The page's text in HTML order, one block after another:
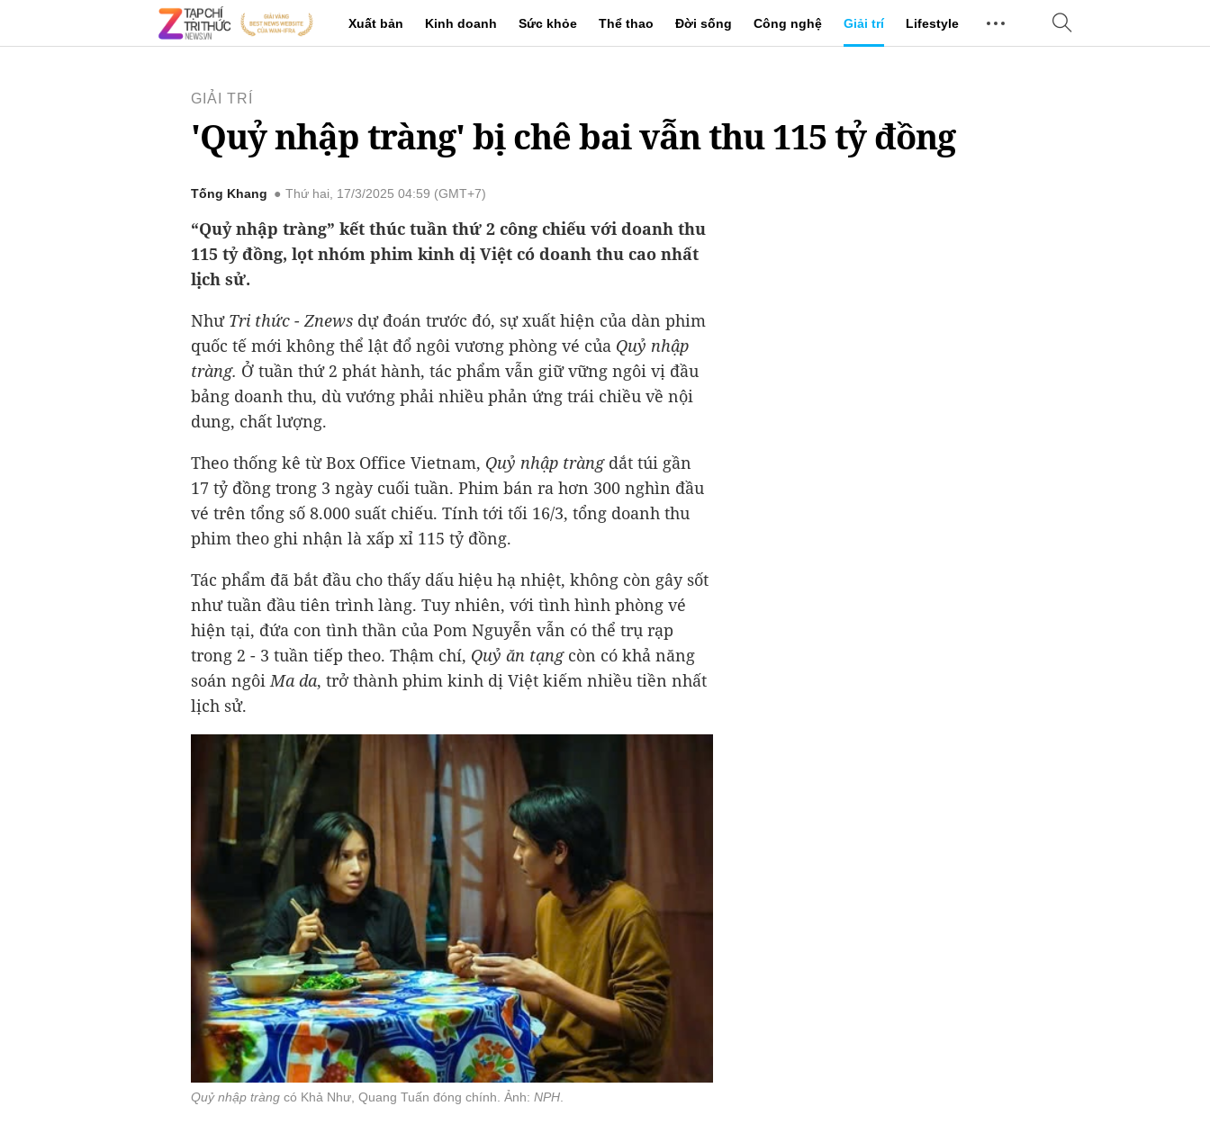
Xuất bản Kinh doanh Sức khỏe Thể thao Đời sống Công nghệ Giải trí Lifestyle
GIẢI TRÍ
'Quỷ nhập tràng' bị chê bai vẫn thu 115 tỷ đồng
Tống Khang Thứ hai, 17/3/2025 04:59 (GMT+7)
“Quỷ nhập tràng” kết thúc tuần thứ 2 công chiếu với doanh thu
115 tỷ đồng, lọt nhóm phim kinh dị Việt có doanh thu cao nhất
lịch sử.
Như Tri thức - Znews dự đoán trước đó, sự xuất hiện của dàn phim
quốc tế mới không thể lật đổ ngôi vương phòng vé của Quỷ nhập
tràng. Ở tuần thứ 2 phát hành, tác phẩm vẫn giữ vững ngôi vị đầu
bảng doanh thu, dù vướng phải nhiều phản ứng trái chiều về nội
dung, chất lượng.
Theo thống kê từ Box Office Vietnam, Quỷ nhập tràngdắt túi gần
17 tỷ đồng trong 3 ngày cuối tuần. Phim bán ra hơn 300 nghìn đầu
vé trên tổng số 8.000 suất chiếu. Tính tới tối 16/3, tổng doanh thu
phim theo ghi nhận là xấp xỉ 115 tỷ đồng.
Tác phẩm đã bắt đầu cho thấy dấu hiệu hạ nhiệt, không còn gây sốt
như tuần đầu tiên trình làng. Tuy nhiên, với tình hình phòng vé
hiện tại, đứa con tình thần của Pom Nguyễn vẫn có thể trụ rạp
trong 2 - 3 tuần tiếp theo. Thậm chí, Quỷ ăn tạngcòn có khả năng
soán ngôiMa da, trở thành phim kinh dị Việt kiếm nhiều tiền nhất
lịch sử.
Quỷ nhập tràng có Khả Như, Quang Tuấn đóng chính. Ảnh: NPH